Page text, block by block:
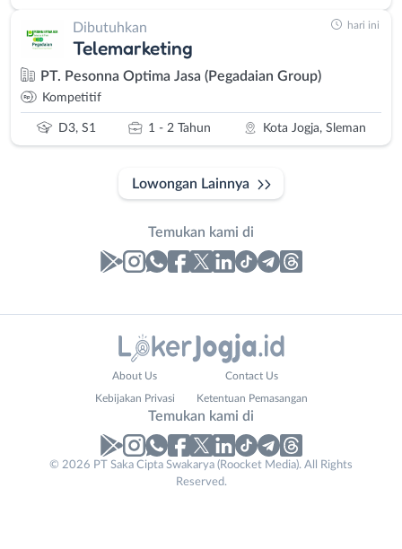
Dibutuhkan
Telemarketing
PT. Pesonna Optima Jasa (Pegadaian Group)
Kompetitif
D3, S1 1 - 2 Tahun Kota Jogja, Sleman
hari ini
Lowongan Lainnya
Temukan kami di
No. Telp /
About Us Contact Us
Kebijakan Privasi Ketentuan Pemasangan
Temukan kami di
© 2026 PT Saka Cipta Swakarya (Roocket Media). All Rights
Reserved.